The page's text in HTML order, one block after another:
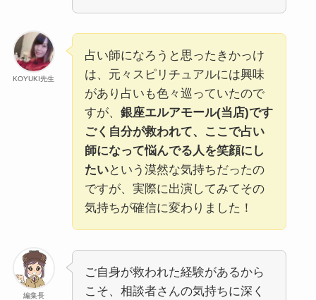
KOYUKI先生
占い師になろうと思ったきかっけ
は、元々スピリチュアルには興味
があり占いも色々巡っていたので
すが、 銀座エルアモール(当店)です
ごく自分が救われて、ここで占い
師になって悩んでる人を笑顔にし
たいという漠然な気持ちだったの
ですが、実際に出演してみてその
気持ちが確信に変わりました！
編集長
ご自身が救われた経験があるから
こそ、相談者さんの気持ちに深く